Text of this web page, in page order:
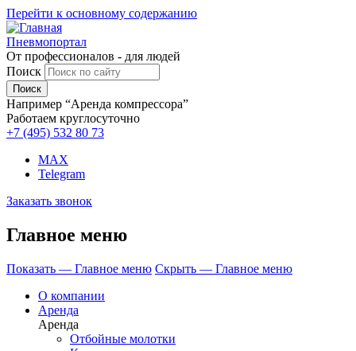
Перейти к основному содержанию
Пневмопортал
От профессионалов - для людей
Поиск
Например “Аренда компрессора”
Работаем круглосуточно
+7 (495) 532 80 73
MAX
Telegram
Заказать звонок
Главное меню
Показать — Главное меню Скрыть — Главное меню
О компании
Аренда
Аренда
Отбойные молотки